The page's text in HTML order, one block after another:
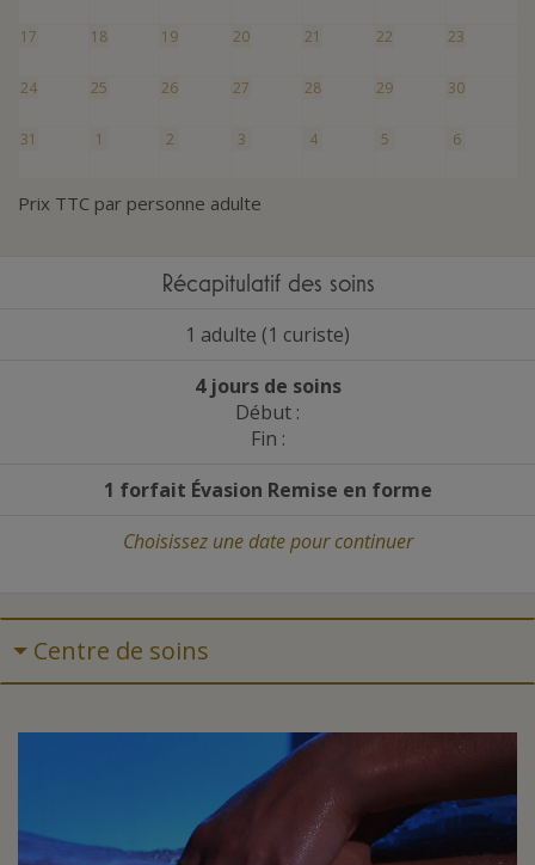
17 18 19 20 21 22 23
24 25 26 27 28 29 30
31 1 2 3 4 5 6
Prix TTC par personne adulte
Récapitulatif des soins
1 adulte (1 curiste)
4 jours de soins
Début :
Fin :
1 forfait Évasion Remise en forme
Choisissez une datepour continuer
Centre de soins